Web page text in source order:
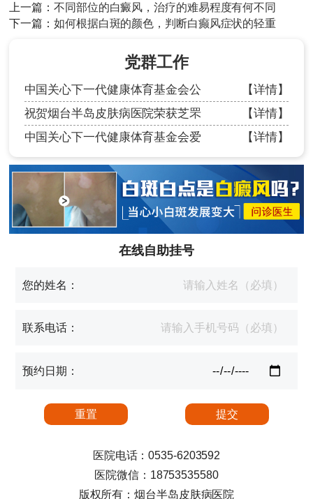
上一篇：不同部位的白癜风，治疗的难易程度有何不同
下一篇：如何根据白斑的颜色，判断白癫风症状的轻重
党群工作
中国关心下一代健康体育基金会公
【详情】
祝贺烟台半岛皮肤病医院荣获芝罘
【详情】
中国关心下一代健康体育基金会爱
【详情】
在线自助挂号
您的姓名：
联系电话：
预约日期：
医院电话：0535-6203592
医院微信：18753535580
版权所有：烟台半岛皮肤病医院